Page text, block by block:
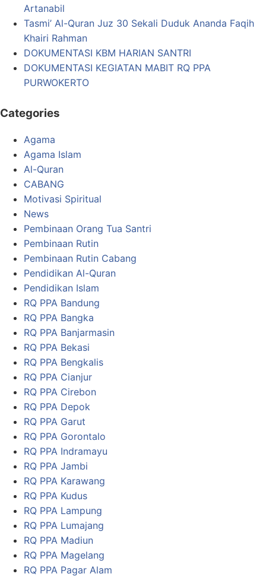
Artanabil
Tasmi’ Al-Quran Juz 30 Sekali Duduk Ananda Faqih
Khairi Rahman
DOKUMENTASI KBM HARIAN SANTRI
DOKUMENTASI KEGIATAN MABIT RQ PPA
PURWOKERTO
Categories
Agama
Agama Islam
Al-Quran
CABANG
Motivasi Spiritual
News
Pembinaan Orang Tua Santri
Pembinaan Rutin
Pembinaan Rutin Cabang
Pendidikan Al-Quran
Pendidikan Islam
RQ PPA Bandung
RQ PPA Bangka
RQ PPA Banjarmasin
RQ PPA Bekasi
RQ PPA Bengkalis
RQ PPA Cianjur
RQ PPA Cirebon
RQ PPA Depok
RQ PPA Garut
RQ PPA Gorontalo
RQ PPA Indramayu
RQ PPA Jambi
RQ PPA Karawang
RQ PPA Kudus
RQ PPA Lampung
RQ PPA Lumajang
RQ PPA Madiun
RQ PPA Magelang
RQ PPA Pagar Alam